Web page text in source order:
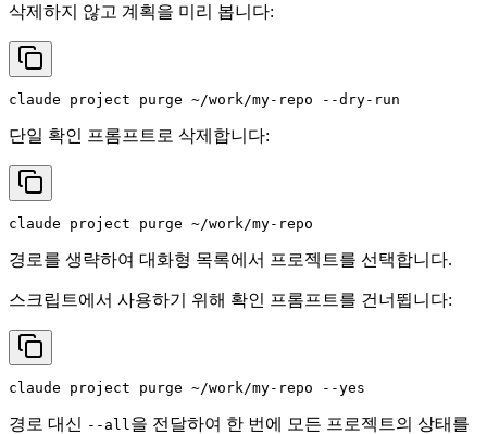
삭제하지 않고 계획을 미리 봅니다:
단일 확인 프롬프트로 삭제합니다:
경로를 생략하여 대화형 목록에서 프로젝트를 선택합니다.
스크립트에서 사용하기 위해 확인 프롬프트를 건너뜁니다:
claude project purge ~/work/my-repo --yes
경로 대신 --all 을 전달하여 한 번에 모든 프로젝트의 상태를